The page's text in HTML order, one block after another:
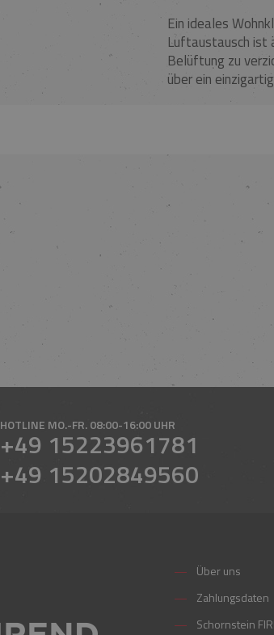
Ein ideales
Luftaustausch ist
Belüftung zu
über ein
HOTLINE MO.-FR. 08:00-16:00 UHR
+49 15223961781
+49 15202849560
Über uns
Zahlungsdaten
Schornstein